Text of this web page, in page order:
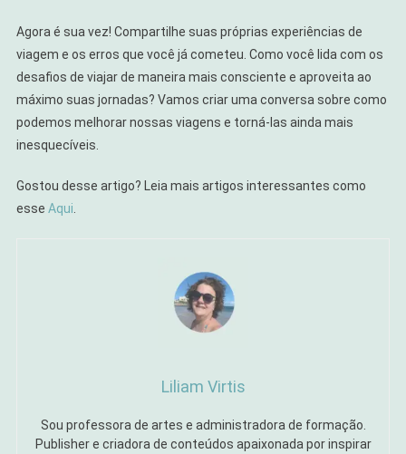
Agora é sua vez! Compartilhe suas próprias experiências de
viagem e os erros que você já cometeu. Como você lida com os
desafios de viajar de maneira mais consciente e aproveita ao
máximo suas jornadas? Vamos criar uma conversa sobre como
podemos melhorar nossas viagens e torná-las ainda mais
inesquecíveis.
Gostou desse artigo? Leia mais artigos interessantes como
esse Aqui.
Liliam Virtis
Sou professora de artes e administradora de formação.
Publisher e criadora de conteúdos apaixonada por inspirar